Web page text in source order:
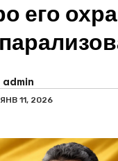
его
admin
ЯНВ 11, 2026